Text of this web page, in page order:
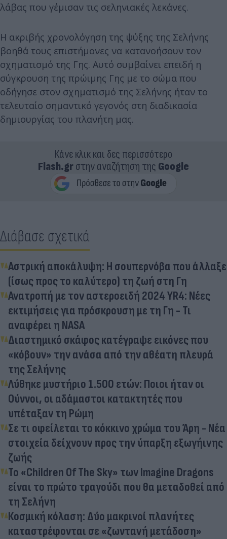
λάβας που γέμισαν τις σεληνιακές λεκάνες.
Η ακριβής χρονολόγηση της ψύξης της Σελήνης
βοηθά τους επιστήμονες να κατανοήσουν τον
σχηματισμό της Γης. Αυτό συμβαίνει επειδή η
σύγκρουση της πρώιμης Γης με το σώμα που
οδήγησε στον σχηματισμό της Σελήνης ήταν το
τελευταίο σημαντικό γεγονός στη διαδικασία
δημιουργίας του πλανήτη μας.
Κάνε κλικ και δες περισσότερο
Flash.grστην αναζήτηση της Google
Διάβασε σχετικά
Αστρική αποκάλυψη: Η σουπερνόβα που άλλαξε
(ίσως προς το καλύτερο) τη ζωή στη Γη
Ανατροπή με τον αστεροειδή 2024 YR4: Νέες
εκτιμήσεις για πρόσκρουση με τη Γη - Τι
αναφέρει η NASA
Διαστημικό σκάφος κατέγραψε εικόνες που
«κόβουν» την ανάσα από την αθέατη πλευρά
της Σελήνης
Λύθηκε μυστήριο 1.500 ετών: Ποιοι ήταν οι
Ούννοι, οι αδάμαστοι κατακτητές που
υπέταξαν τη Ρώμη
Σε τι οφείλεται το κόκκινο χρώμα του Άρη - Νέα
στοιχεία δείχνουν προς την ύπαρξη εξωγήινης
ζωής
Το «Children Of The Sky» των Imagine Dragons
είναι το πρώτο τραγούδι που θα μεταδοθεί από
τη Σελήνη
Κοσμική κόλαση: Δύο μακρινοί πλανήτες
καταστρέφονται σε «ζωντανή μετάδοση»